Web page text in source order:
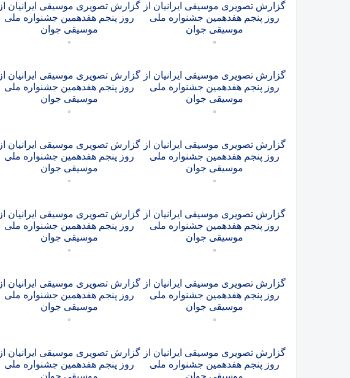
گزارش تصویری موسیقی ایرانیان از
روز پنجم هفدهمین جشنواره ملی
موسیقی جوان
گزارش تصویری موسیقی ایرانیان از
روز پنجم هفدهمین جشنواره ملی
موسیقی جوان
گزارش تصویری موسیقی ایرانیان از
روز پنجم هفدهمین جشنواره ملی
موسیقی جوان
گزارش تصویری موسیقی ایرانیان از
روز پنجم هفدهمین جشنواره ملی
موسیقی جوان
گزارش تصویری موسیقی ایرانیان از
روز پنجم هفدهمین جشنواره ملی
موسیقی جوان
گزارش تصویری موسیقی ایرانیان از
روز پنجم هفدهمین جشنواره ملی
موسیقی جوان
گزارش تصویری موسیقی ایرانیان از
روز پنجم هفدهمین جشنواره ملی
موسیقی جوان
گزارش تصویری موسیقی ایرانیان از
روز پنجم هفدهمین جشنواره ملی
موسیقی جوان
گزارش تصویری موسیقی ایرانیان از
روز پنجم هفدهمین جشنواره ملی
موسیقی جوان
گزارش تصویری موسیقی ایرانیان از
روز پنجم هفدهمین جشنواره ملی
موسیقی جوان
گزارش تصویری موسیقی ایرانیان از
روز پنجم هفدهمین جشنواره ملی
موسیقی جوان
گزارش تصویری موسیقی ایرانیان از
روز پنجم هفدهمین جشنواره ملی
موسیقی جوان